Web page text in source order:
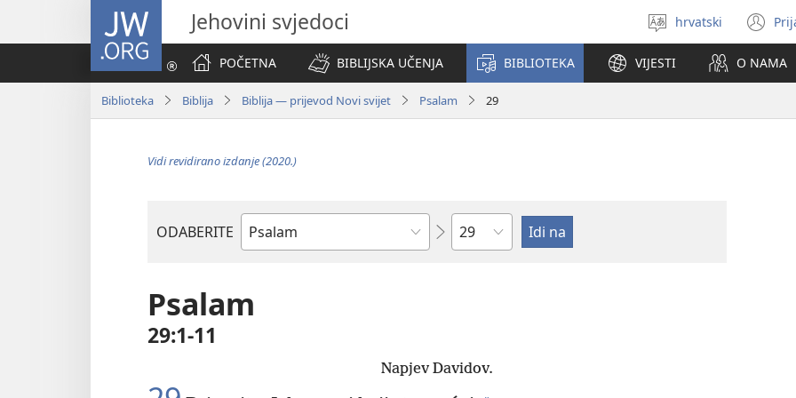
JW.ORG Jehovini svjedoci
Izaberi
jezik
hrvatski
se
novi
POČETNA
BIBLIJSKA UČENJA BIBLIOTEKA VIJESTI O NAMA
Biblioteka Biblija Biblija — prijevod Novi svijet Psalam 29
Vidi revidirano izdanje (2020.)
ODABERITE
Biblijska
Poglavlje
Psalam
29:1-11
Napjev Davidov.